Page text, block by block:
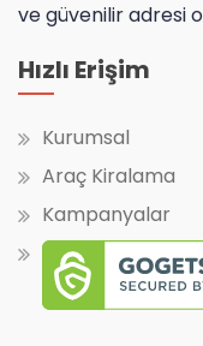
ve güvenilir adresi
Hızlı Erişim
Kurumsal
Araç Kiralama
Kampanyalar